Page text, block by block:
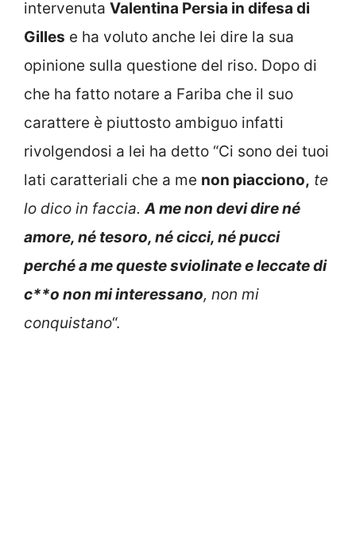
intervenuta Valentina Persia in difesa di
Gilles e ha voluto anche lei dire la sua
opinione sulla questione del riso. Dopo di
che ha fatto notare a Fariba che il suo
carattere è piuttosto ambiguo infatti
rivolgendosi a lei ha detto “Ci sono dei tuoi
lati caratteriali che a me non piacciono, te
lo dico in faccia.A me non devi dire né
amore, né tesoro, né cicci, né pucci
perché a me queste sviolinate e leccate di
c**o non mi interessano, non mi
conquistano“.